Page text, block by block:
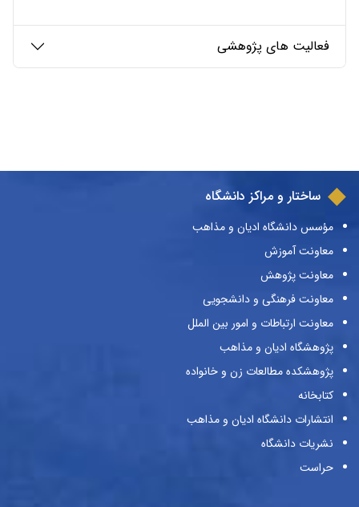
فعالیت های پژوهشی
ساختار و مراکز دانشگاه
مؤسس دانشگاه ادیان و مذاهب
معاونت آموزش
معاونت پژوهش
معاونت فرهنگی و دانشجویی
معاونت ارتباطات و امور بین الملل
پژوهشگاه ادیان و مذاهب
پژوهشکده مطالعات زن و خانواده
کتابخانه
انتشارات دانشگاه ادیان و مذاهب
نشریات دانشگاه
حراست